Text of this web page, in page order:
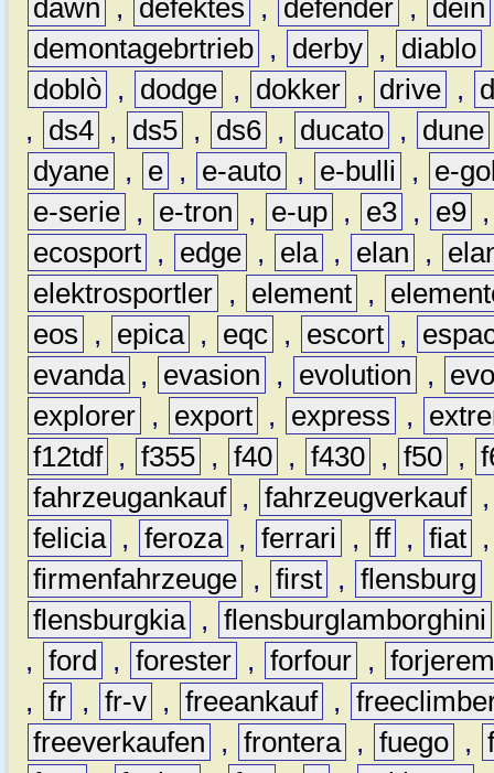
dawn , defektes , defender , dein
demontagebrtrieb , derby , diablo
doblò , dodge , dokker , drive ,
,
ds4 , ds5 , ds6 , ducato , dune
dyane , e , e-auto , e-bulli ,
e-
e-serie , e-tron , e-up , e3 , e9
ecosport , edge , ela , elan ,
elektrosportler , element ,
eos
, epica , eqc , escort ,
evanda , evasion , evolution ,
explorer , export , express ,
f12tdf , f355 , f40 , f430 , f50 ,
fahrzeugankauf , fahrzeugverkauf
felicia , feroza , ferrari , ff , fiat
firmenfahrzeuge , first , flensburg
flensburgkia , flensburglamborghini
, ford , forester , forfour ,
, fr , fr-v , freeankauf ,
freeverkaufen
, frontera , fuego ,